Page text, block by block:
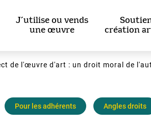
J’utilise ou vends
une œuvre
création
de l'œuvre d'art : un droit moral de
Pour les adhérents Angles droits